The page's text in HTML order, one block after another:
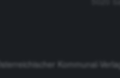
Österreichischer Kommunal-